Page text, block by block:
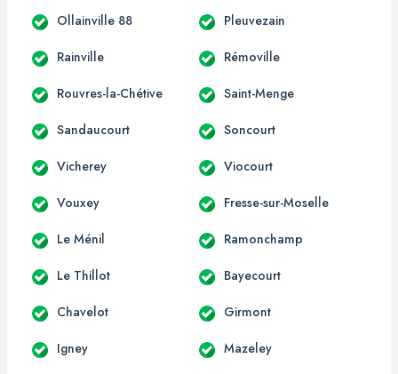
Ollainville 88 Pleuvezain
Rainville Rémoville
Rouvres-la-Chétive Saint-Menge
Sandaucourt Soncourt
Vicherey Viocourt
Vouxey Fresse-sur-Moselle
Le Ménil Ramonchamp
Le Thillot Bayecourt
Chavelot Girmont
Igney Mazeley